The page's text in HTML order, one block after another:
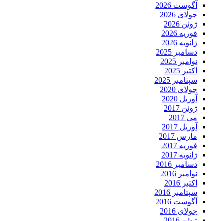
آگوست 2026
جولای 2026
ژوئن 2026
فوریه 2026
ژانویه 2026
دسامبر 2025
نوامبر 2025
اکتبر 2025
سپتامبر 2025
جولای 2020
آوریل 2020
ژوئن 2017
می 2017
آوریل 2017
مارس 2017
فوریه 2017
ژانویه 2017
دسامبر 2016
نوامبر 2016
اکتبر 2016
سپتامبر 2016
آگوست 2016
جولای 2016